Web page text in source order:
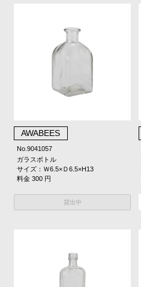
AWABEES
No.9041057
ガラスボトル
サイズ：Ｗ6.5×Ｄ6.5×H13
料金 300 円
貸出中